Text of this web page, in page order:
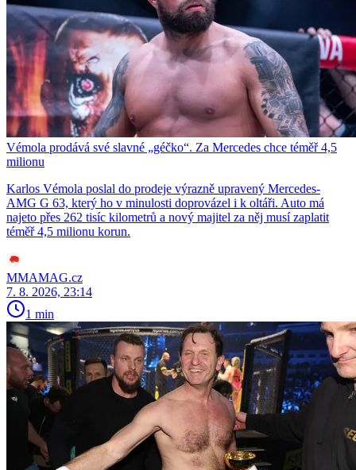
Vémola prodává své slavné „géčko“. Za Mercedes chce téměř 4,5
milionu
Karlos Vémola poslal do prodeje výrazně upravený Mercedes-
AMG G 63, který ho v minulosti doprovázel i k oltáři. Auto má
najeto přes 262 tisíc kilometrů a nový majitel za něj musí zaplatit
téměř 4,5 milionu korun.
MMAMAG.cz
7. 8. 2026, 23:14
1 min